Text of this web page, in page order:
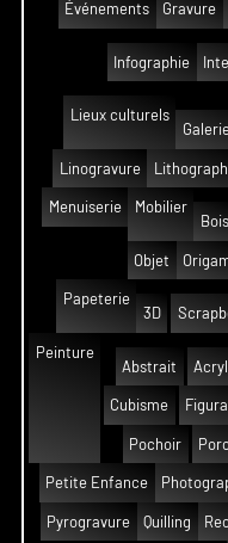
Événements Gravure
Infographie
Lieux culturels
Linogravure
Menuiserie
Mobilier
Bois
Objet
Papeterie
3D
Peinture
Abstrait
Cubisme
Pochoir
Petite Enfance
Pyrogravure Quilling